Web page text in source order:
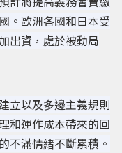
。歐洲各國和日本受
出資，處於被動局
立以及多邊主義規則
和運作成本帶來的回
不滿情緒不斷累積。